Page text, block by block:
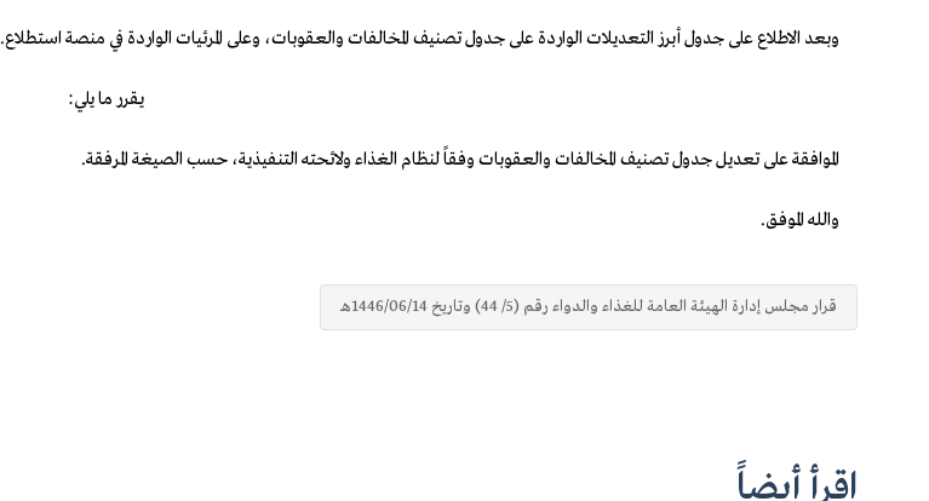
وبعد الاطلاع على جدول أبرز التعديلات الواردة على جدول تصنيف المخالفات والعقوبات، وعلى المرئيات الواردة في منصة استطلاع.
يقرر ما يلي:
الموافقة على تعديل جدول تصنيف المخالفات والعقوبات وفقاً لنظام الغذاء ولائحته التنفيذية، حسب الصيغة المرفقة.
والله الموفق.
قرار مجلس إدارة الهيئة العامة للغذاء والدواء رقم (5/ 44) وتاريخ 14/‏06‏/1446هـ
اقرأ أيضاً